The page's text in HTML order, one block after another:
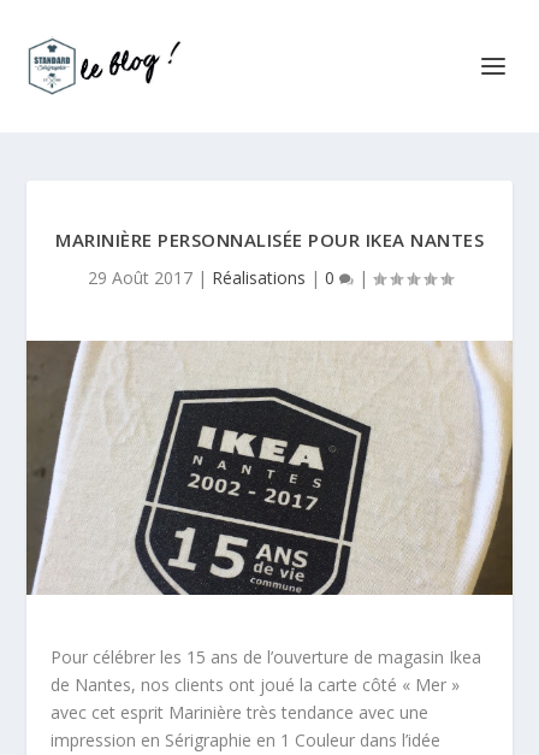
MARINIÈRE PERSONNALISÉE POUR IKEA NANTES
29 Août 2017| Réalisations | 0 |
Pour célébrer les 15 ans de l’ouverture de magasin Ikea
de Nantes, nos clients ont joué la carte côté « Mer »
avec cet esprit Marinière très tendance avec une
impression en Sérigraphie en 1 Couleur dans l’idée